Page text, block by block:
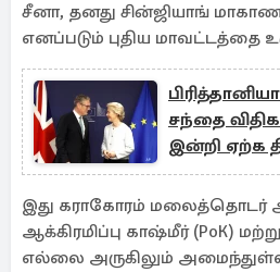
சீனா, தனது சின்ஜியாங்
எனப்படும் புதிய மாவட்டத்தை
சந்தை
இன்றி ஏற்க
இது கராகோரம் மலைத்தொடர்
ஆக்கிரமிப்பு காஷ்மீர் (PoK)
எல்லை அருகிலும்